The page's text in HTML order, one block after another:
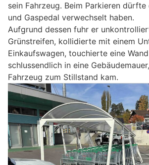
sein Fahrzeug. Beim Parkieren
und Gaspedal verwechselt haben.
Aufgrund dessen fuhr er
Grünstreifen, kollidierte mit einem
Einkaufswagen, touchierte eine
schlussendlich in eine
Fahrzeug zum Stillstand kam.